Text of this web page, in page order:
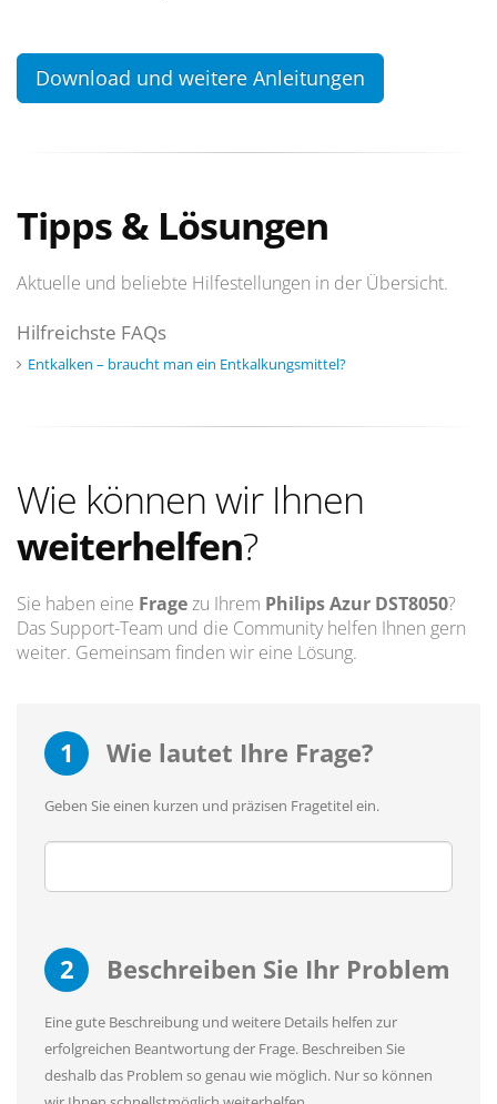
Download und weitere Anleitungen
Tipps & Lösungen
Aktuelle und beliebte Hilfestellungen in der Übersicht.
Hilfreichste FAQs
Entkalken – braucht man ein Entkalkungsmittel?
Wie können wir Ihnen
weiterhelfen?
Sie haben eine Fragezu Ihrem Philips Azur DST8050?
Das Support-Team und die Community helfen Ihnen gern
weiter. Gemeinsam finden wir eine Lösung.
1 Wie lautet Ihre Frage?
Geben Sie einen kurzen und präzisen Fragetitel ein.
2 Beschreiben Sie Ihr Problem
Eine gute Beschreibung und weitere Details helfen zur
erfolgreichen Beantwortung der Frage. Beschreiben Sie
deshalb das Problem so genau wie möglich. Nur so können